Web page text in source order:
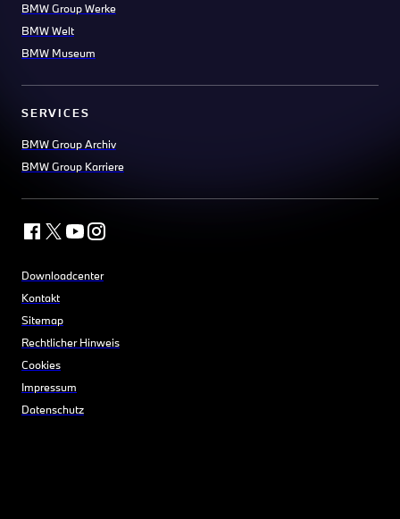
BMW Group Werke
BMW Welt
BMW Museum
SERVICES
BMW Group Archiv
BMW Group Karriere
Downloadcenter
Kontakt
Sitemap
Rechtlicher Hinweis
Cookies
Impressum
Datenschutz